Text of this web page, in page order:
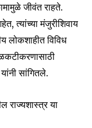
Followers
जीवंत राहते.
त्यांच्या मंजुरीशिवाय
लोकशाहीत विविध
सांगितले.
राज्यशास्त्र या